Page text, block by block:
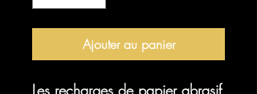
Ajouter au panier